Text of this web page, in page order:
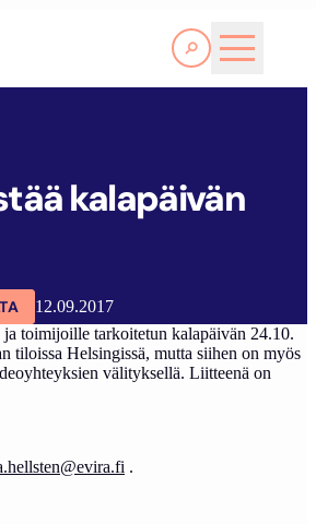
Lue lisää
kalapäivän
12.09.2017
toimijoille tarkoitetun kalapäivän 24.10.
tiloissa Helsingissä, mutta siihen on myös
välityksellä. Liitteenä on
.